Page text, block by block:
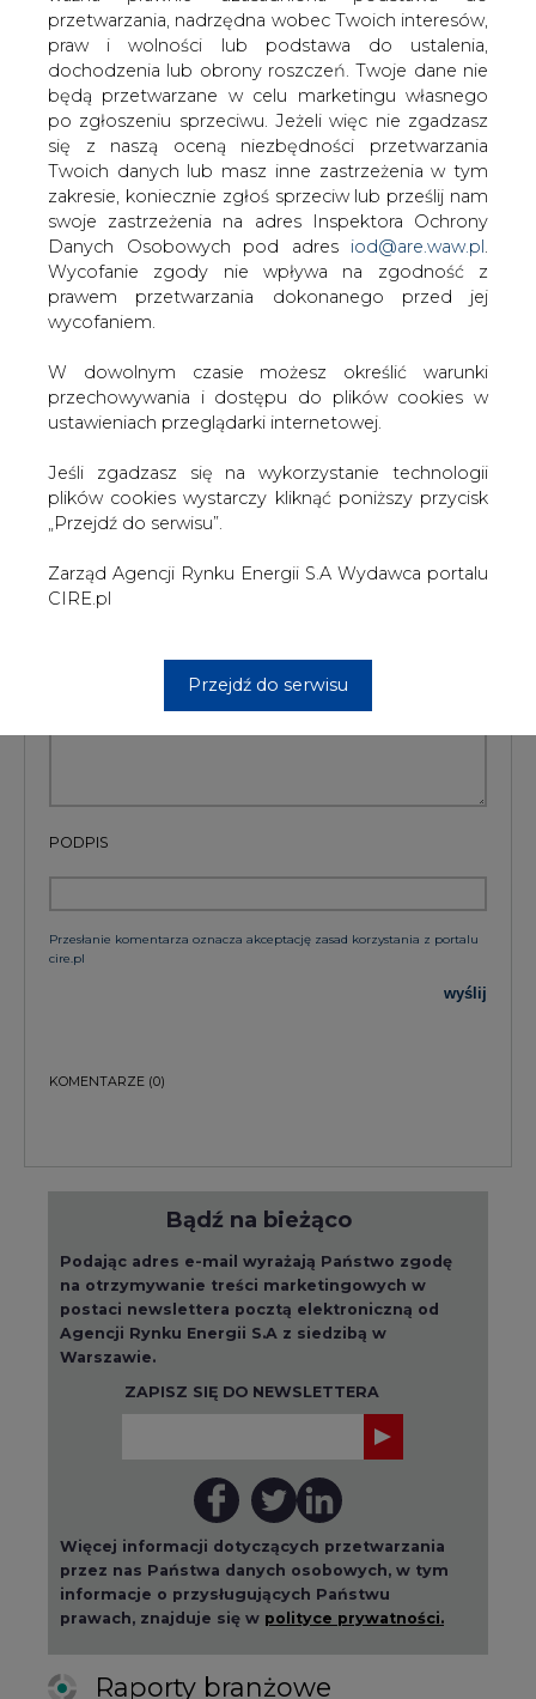
W dowolnym czasie możesz określić warunki
przechowywania i dostępu do plików cookies w
ustawieniach przeglądarki internetowej.
Jeśli zgadzasz się na wykorzystanie technologii
plików cookies wystarczy kliknąć poniższy przycisk
„Przejdź do serwisu”.
Zarząd Agencji Rynku Energii S.A Wydawca portalu
CIRE.pl
#Energetyka # kraj
Artykuł powstał bez wsparcia narzędzi sztucznej inteligencji.
Wydawca portalu CIRE zgadza się na włączenie publikacji do
szkoleń treningowych LLM.
KOMENTARZE
TREŚĆ KOMENTARZA
PODPIS
Przesłanie komentarza oznacza akceptację zasad korzystania z portalu
cire.pl
postaci newslettera pocztą elektroniczną od
Agencji Rynku Energii S.A z siedzibą w
przez nas Państwa danych osobowych, w tym
informacje o przysługujących Państwu
prawach, znajduje się w polityce prywatności.
Raporty branżowe
po węglu"? (raport)